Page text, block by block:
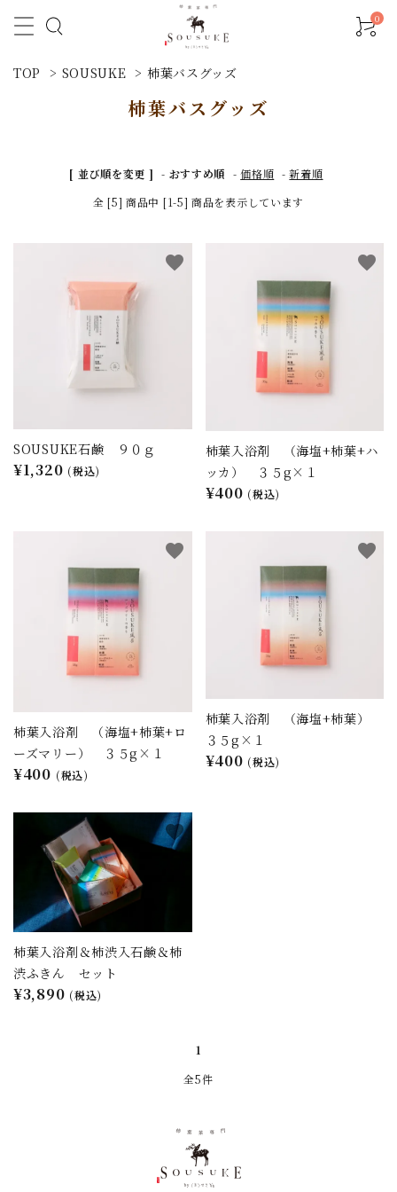
0
TOP > SOUSUKE > 柿葉バスグッズ
柿葉バスグッズ
[ 並び順を変更 ] - おすすめ順 -価格順 -新着順
全 [5] 商品中 [1-5] 商品を表示しています
SOUSUKE石鹸 ９０ｇ
¥1,320 (税込)
favorite
柿葉入浴剤 （海塩+柿葉+ハ
ッカ） ３５g×１
¥400 (税込)
favorite
柿葉入浴剤 （海塩+柿葉+ロ
ーズマリー） ３５g×１
¥400 (税込)
favorite
柿葉入浴剤 （海塩+柿葉）
３５g×１
¥400 (税込)
favorite
柿葉入浴剤＆柿渋入石鹸＆柿
渋ふきん セット
¥3,890 (税込)
favorite
1
全5件
キーワード
カテゴリー
検索する
close